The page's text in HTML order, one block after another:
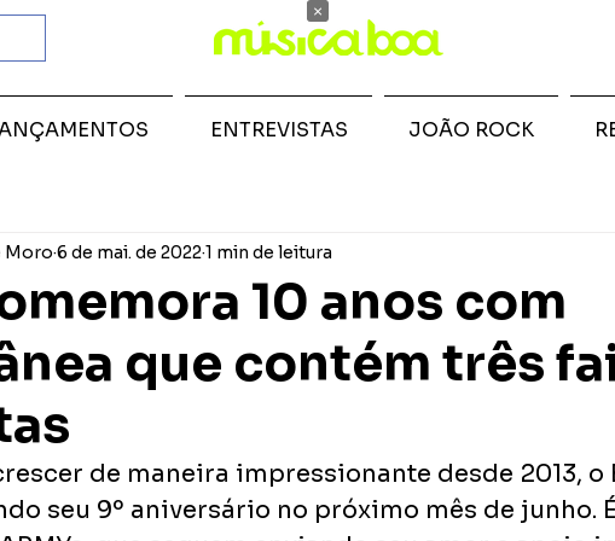
10 anos com
que contém três
Moro 6 de mai. de 2022 1 min de leitura
de maneira impressionante desde 2013, o
seu 9º aniversário no próximo mês de junho.
ENTREVISTAS JOÃO ROCK
×